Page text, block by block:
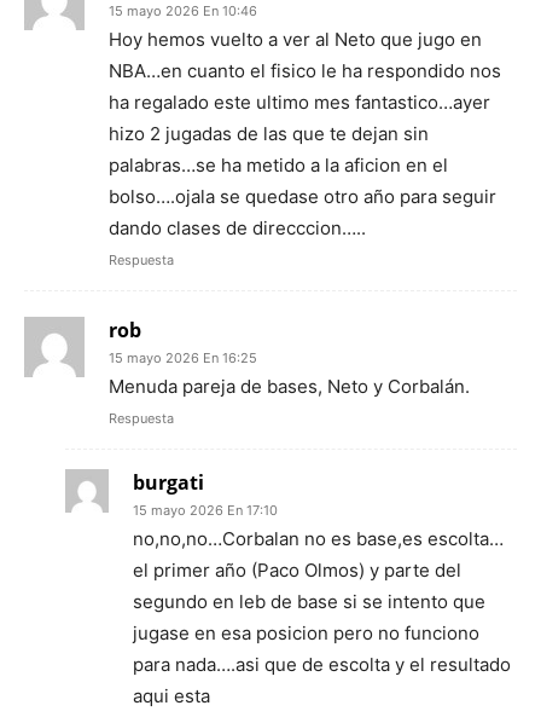
15 mayo 2026 En 10:46
Hoy hemos vuelto a ver al Neto que jugo en
NBA…en cuanto el fisico le ha respondido nos
ha regalado este ultimo mes fantastico…ayer
hizo 2 jugadas de las que te dejan sin
palabras…se ha metido a la aficion en el
bolso….ojala se quedase otro año para seguir
dando clases de direcccion…..
Respuesta
rob
15 mayo 2026 En 16:25
Menuda pareja de bases, Neto y Corbalán.
Respuesta
burgati
15 mayo 2026 En 17:10
no,no,no…Corbalan no es base,es escolta…
el primer año (Paco Olmos) y parte del
segundo en leb de base si se intento que
jugase en esa posicion pero no funciono
para nada….asi que de escolta y el resultado
aqui esta